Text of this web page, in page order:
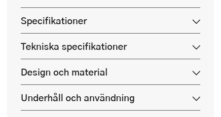
Specifikationer
Tekniska specifikationer
Design och material
Underhåll och användning